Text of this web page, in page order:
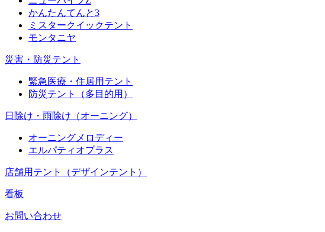
かんたんてんと3
ミスタークイックテント
モンタニヤ
災害・防災テント
緊急医療・住居用テント
防災テント（多目的用）
日除け・雨除け（オーニング）
オーニングメロディー
エルパティオプラス
店舗用テント（デザインテント）
看板
お問い合わせ